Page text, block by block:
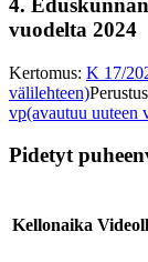
4.
vuodelta 2024
Kertomus: K 17/
välilehteen)
vp(avautuu uuteen
Pidetyt
Kellonaika